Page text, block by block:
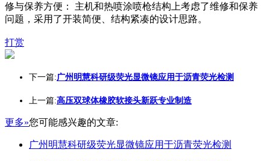
修与保养方便： 主机和热喷涂喷枪结构上考虑了维修和保养
问题，采用了开装简便、结构紧凑的设计思路。
打赏
下一篇:广州明慧科研级荧光显微镜应用于沥青荧光检测
上一篇:高压双球体橡胶软接头新跃专业制造
更多»您可能感兴趣的文章:
广州明慧科研级荧光显微镜应用于沥青荧光检测